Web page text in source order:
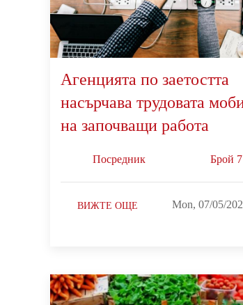
Агенцията по заетостта
насърчава трудовата
на започващи работа
Посредник Брой
ВИЖТЕ ОЩЕ Mon, 07/05/